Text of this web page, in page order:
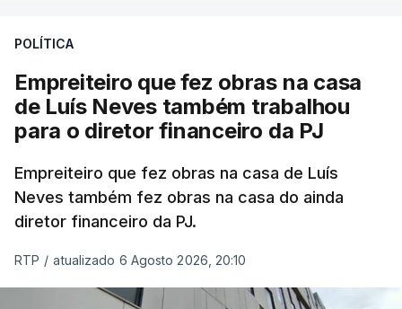
POLÍTICA
Empreiteiro que fez obras na casa
de Luís Neves também trabalhou
para o diretor financeiro da PJ
Empreiteiro que fez obras na casa de Luís
Neves também fez obras na casa do ainda
diretor financeiro da PJ.
RTP / atualizado 6 Agosto 2026, 20:10